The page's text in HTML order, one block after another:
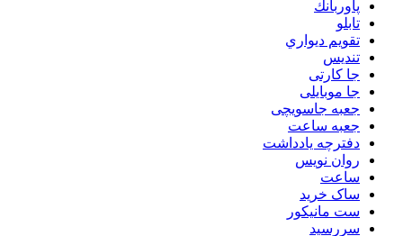
پاوربانك
تابلو
تقويم ديواري
تنديس
جا کارتی
جا موبایلی
جعبه جاسویچی
جعبه ساعت
دفترچه یادداشت
روان نويس
ساعت
ساک خرید
ست مانيكور
سررسید